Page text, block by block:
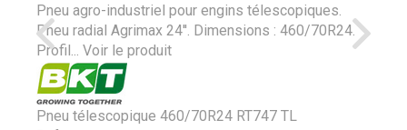
Pneu agro-industriel pour engins télescopiques.
Pneu radial Agrimax 24''. Dimensions : 460/70R24.
Profil...
Voir le produit
Pneu télescopique 460/70R24 RT747 TL